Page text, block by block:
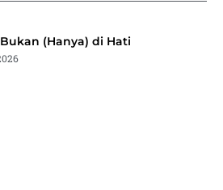
(Hanya) di Hati